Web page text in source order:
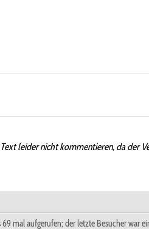
leider nicht kommentieren, da der
mal aufgerufen; der letzte Besucher war